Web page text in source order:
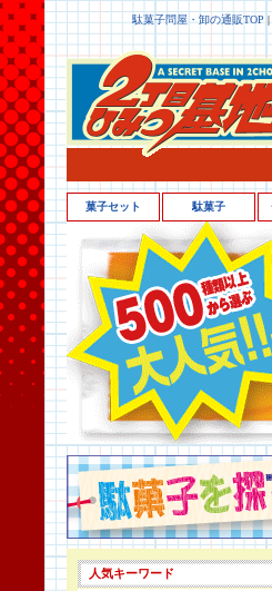
駄菓子問屋・卸の通販TOP |
人気キーワード